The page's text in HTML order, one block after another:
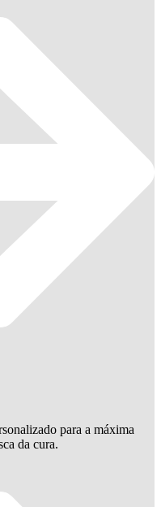
para a máxima
da cura.